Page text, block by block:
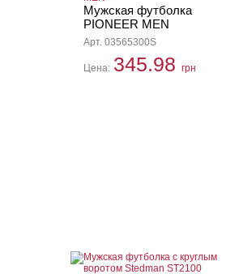
Мужская футболка
PIONEER MEN
Арт. 03565300S
Цена: 345.98 грн